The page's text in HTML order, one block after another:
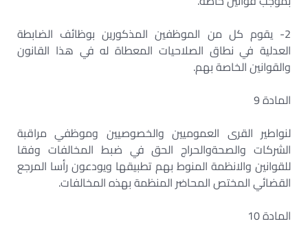
2- يقوم كل من الموظفين المذكورين بوظائف الضابطة
العدلية في نطاق الصلاحيات المعطاة له في هذا القانون
والقوانين الخاصة بهم.
المادة 9
لنواطير القرى العموميين والخصوصيين وموظفي مراقبة
الشركات والصحةوالحراج الحق في ضبط المخالفات وفقا
للقوانين والانظمة المنوط بهم تطبيقها ويودعون رأسا المرجع
القضائي المختص المحاضر المنظمة بهذه المخالفات.
المادة 10